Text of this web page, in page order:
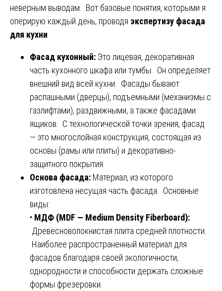
неверным выводам. Вот базовые понятия, которыми я
оперирую каждый день, проводя экспертизу фасада
для кухни
Фасад кухонный: Это лицевая, декоративная
часть кухонного шкафа или тумбы. Он определяет
внешний вид всей кухни. Фасады бывают
распашными (дверцы), подъемными (механизмы с
газлифтами), раздвижными, а также фасадами
ящиков. С технологической точки зрения, фасад
— это многослойная конструкция, состоящая из
основы (рамы или плиты) и декоративно-
защитного покрытия.
Основа фасада: Материал, из которого
изготовлена несущая часть фасада. Основные
виды:
• МДФ (MDF — Medium Density Fiberboard):
Древесноволокнистая плита средней плотности.
Наиболее распространенный материал для
фасадов благодаря своей экологичности,
однородности и способности держать сложные
формы фрезеровки.